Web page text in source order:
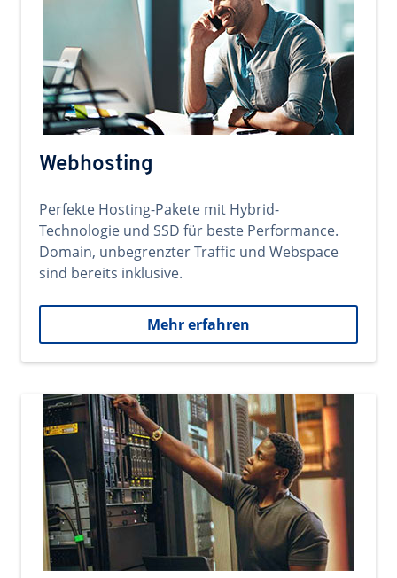
Webhosting
Perfekte Hosting-Pakete mit Hybrid-
Technologie und SSD für beste Performance.
Domain, unbegrenzter Traffic und Webspace
sind bereits inklusive.
Mehr erfahren